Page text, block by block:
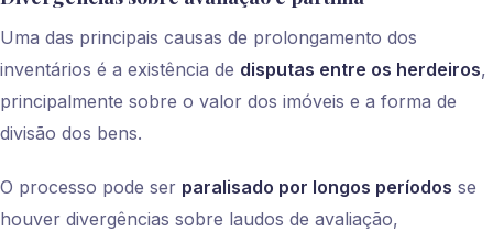
Uma das principais causas de prolongamento dos
inventários é a existência de disputas entre os herdeiros,
principalmente sobre o valor dos imóveis e a forma de
divisão dos bens.
O processo pode ser paralisado por longos períodos se
houver divergências sobre laudos de avaliação,